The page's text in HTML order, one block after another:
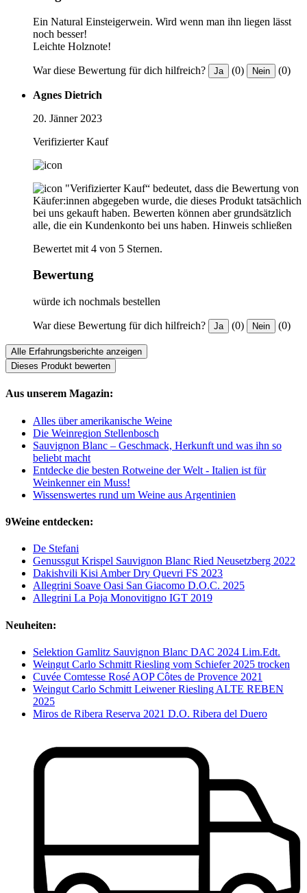
Ein Natural Einsteigerwein. Wird wenn man ihn liegen lässt
noch besser!
Leichte Holznote!
War diese Bewertung für dich hilfreich? Ja (0) Nein (0)
Agnes Dietrich
20. Jänner 2023
Verifizierter Kauf
"Verifizierter Kauf“ bedeutet, dass die Bewertung von
Käufer:innen abgegeben wurde, die dieses Produkt tatsächlich
bei uns gekauft haben. Bewerten können aber grundsätzlich
alle, die ein Kundenkonto bei uns haben. Hinweis schließen
Bewertet mit 4 von 5 Sternen.
Bewertung
würde ich nochmals bestellen
War diese Bewertung für dich hilfreich? Ja (0) Nein (0)
Alle Erfahrungsberichte anzeigen
Dieses Produkt bewerten
Aus unserem Magazin:
Alles über amerikanische Weine
Die Weinregion Stellenbosch
Sauvignon Blanc – Geschmack, Herkunft und was ihn so
beliebt macht
Entdecke die besten Rotweine der Welt - Italien ist für
Weinkenner ein Muss!
Wissenswertes rund um Weine aus Argentinien
9Weine entdecken:
De Stefani
Genussgut Krispel Sauvignon Blanc Ried Neusetzberg 2022
Dakishvili Kisi Amber Dry Quevri FS 2023
Allegrini Soave Oasi San Giacomo D.O.C. 2025
Allegrini La Poja Monovitigno IGT 2019
Neuheiten:
Selektion Gamlitz Sauvignon Blanc DAC 2024 Lim.Edt.
Weingut Carlo Schmitt Riesling vom Schiefer 2025 trocken
Cuvée Comtesse Rosé AOP Côtes de Provence 2021
Weingut Carlo Schmitt Leiwener Riesling ALTE REBEN
2025
Miros de Ribera Reserva 2021 D.O. Ribera del Duero